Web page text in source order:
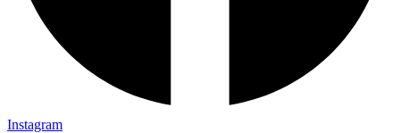
Instagram